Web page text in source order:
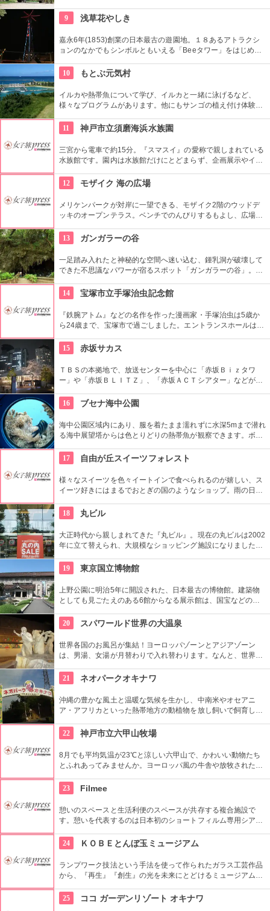
1230円（入園＋乗船セット））もおすすめ。
9 浅草花やしき
嘉永6年(1853)創業の日本最古の遊園地。１８あるアトラクシ
ョンのなかでもシンボルともいえる「Beeタワー」をはじめ、
が揃う。
10 もとぶ元気村
イルカや熱帯魚について学び、イルカと一緒に泳げるなど、
様々なプログラムがあります。他にもサンゴの植え付け体験や
ヨットセーリング、バナナボートなどこちらも種類が豊富。
11 神戸市立須磨海浜水族園
三宮から電車で約15分。『スマスイ』の愛称で親しまれている
水族館です。園内は水族館だけにとどまらず、企画展示やイル
まで盛りだくさんです。遊んでいるうちに、あっという間に時
間がたちそう。
12 モザイク 海の広場
メリケンパークが対岸に一望できる、モザイク2階のウッドデ
ッキのオープンテラス。ベンチでのんびりするもよし、広場横
ではの画になる夜景を見るには最高のスポット。
13 ガンガラーの谷
一足踏み入れたと神秘的な空間へ迷い込む、鍾乳洞が破壊して
できた不思議なパワーが宿るスポット「ガンガラーの谷」。旧
発見されたこともあり、森の精が宿るような不思議空間を時空
を越え味わえます。
14 宝塚市立手塚治虫記念館
『鉄腕アトム』などの名作を作った漫画家・手塚治虫は5歳か
ら24歳まで、宝塚市で過ごしました。エントランスホールは
はマンガやアニメの企画展が行われ、手塚作品を知っている人
も知らない人も新鮮な体験ができそうです。
15 赤坂サカス
ＴＢＳの本拠地で、放送センターを中心に「赤坂Ｂｉｚタワ
ー」や「赤坂ＢＬＩＴＺ」、「赤坂ＡＣＴシアター」などが揃
16
ブセナ海中公園
海中公園区域内にあり、服を着たまま濡れずに水深5mまで潜れ
る海中展望塔からは色とりどりの熱帯魚が観察できます。ボー
ラの形をしたボートはキッズにも大人気！
17 自由が丘スイーツフォレスト
様々なスイーツを色々イートインで食べられるのが嬉しい、ス
イーツ好きにはまるでおとぎの国のようなショップ。雨の日サ
あるのもいい。広尾が本店の人気スフレ専門店「ル・スフレ」
も入っている。
18 丸ビル
大正時代から親しまれてきた『丸ビル』。現在の丸ビルは2002
年に立て替えられ、大規模なショッピング施設になりました。
ストランまで、丸の内の名にふさわしい逸品がそろっていま
す。
19 東京国立博物館
上野公園に明治5年に開設された、日本最古の博物館。建築物
としても見ごたえのある6館からなる展示館は、国宝などの歴
す。オリジナルグッズを販売するミュージアムショップや食事
もできるカフェなども併設されています。
20 スパワールド世界の大温泉
世界各国のお風呂が集結！ヨーロッパゾーンとアジアゾーン
は、男湯、女湯が月替わりで入れ替わります。なんと、世界各
中まわってもまわりきれないお風呂で癒しの時間を。
21 ネオパークオキナワ
沖縄の豊かな風土と温暖な気候を生かし、中南米やオセアニ
ア・アフリカといった熱帯地方の動植物を放し飼いで飼育して
美ら海水族館から近いので、鳥や動物好きなあなたはついでに
寄ってみよう。
22 神戸市立六甲山牧場
8月でも平均気温が23℃と涼しい六甲山で、かわいい動物たち
とふれあってみませんか。ヨーロッパ風の牛舎や放牧された羊
んだ後はレストランでチーズフォンデュを楽しんで。
23 Filmee
憩いのスペースと生活利便のスペースが共存する複合施設で
す。憩いを代表するのは日本初のショートフィルム専用シアタ
ほどのユニークな作品を観ることができます。作品を楽しんだ
後は、生活利便のためのスーパーマーケットでそのままお買い
物できます。
24 ＫＯＢＥとんぼ玉ミュージアム
ランプワーク技法という手法を使って作られたガラス工芸作品
から、『再生』『創生』の光を未来にとどけるミュージアム
てほしいという思いで、とんぼ玉製作体験は、だれでもオリジ
ナルのかわいいとんぼ玉が作れるとあって、家族連れのお客様
25 ココ ガーデンリゾート オキナワ